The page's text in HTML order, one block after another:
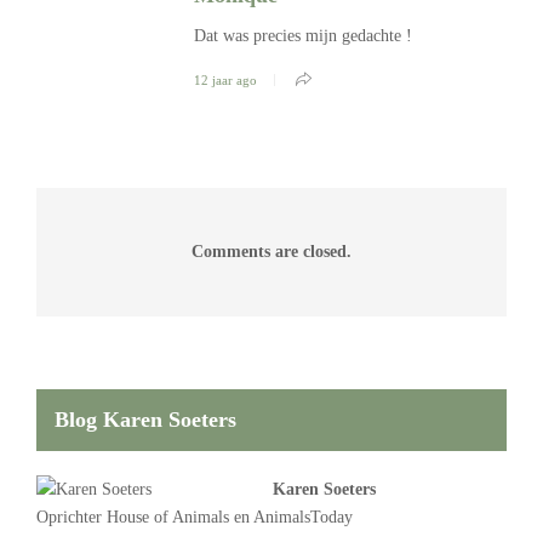
Dat was precies mijn gedachte !
12 jaar ago
Comments are closed.
Blog Karen Soeters
Karen Soeters
Oprichter House of Animals en AnimalsToday